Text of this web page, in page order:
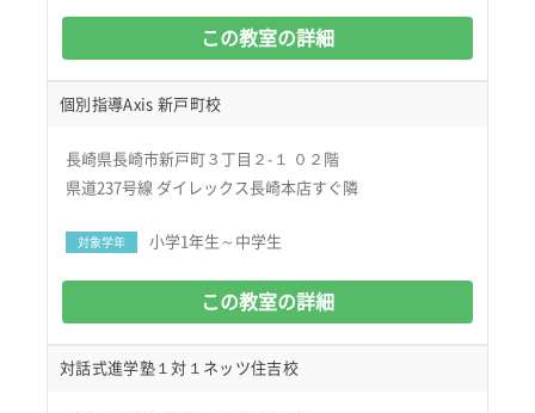
この教室の詳細
個別指導Axis 新戸町校
長崎県長崎市新戸町３丁目２-１ ０２階
県道237号線 ダイレックス長崎本店すぐ隣
対象学年 小学1年生～中学生
この教室の詳細
対話式進学塾１対１ネッツ住吉校